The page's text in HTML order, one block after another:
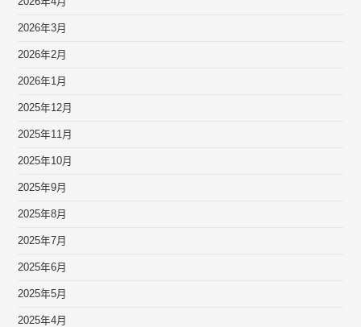
2026年3月
2026年2月
2026年1月
2025年12月
2025年11月
2025年10月
2025年9月
2025年8月
2025年7月
2025年6月
2025年5月
2025年4月